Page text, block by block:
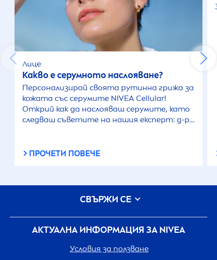
Лице
Какво е серумното наслояване?
Персонализирай своята рутинна грижа за
кожата със серумите NIVEA Cellular!
Открий как да наслояваш серумите, като
следваш съветите на нашия експерт: д-р
ПРОЧЕТИ ПОВЕЧЕ
АКТУАЛНА ИНФОРМАЦИЯ ЗА NIVEA
Условия за ползване
СВЪРЖИ СЕ